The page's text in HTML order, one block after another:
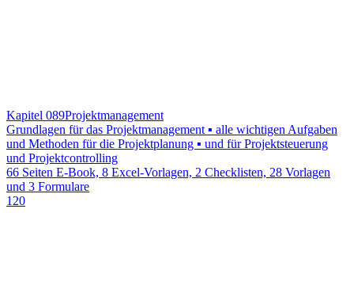
Kapitel 089Projektmanagement
Grundlagen für das Projektmanagement ▪ alle wichtigen Aufgaben
und Methoden für die Projektplanung ▪ und für Projektsteuerung
und Projektcontrolling
66 Seiten E-Book, 8 Excel-Vorlagen, 2 Checklisten, 28 Vorlagen
und 3 Formulare
120